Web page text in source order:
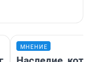
МНЕНИЕ